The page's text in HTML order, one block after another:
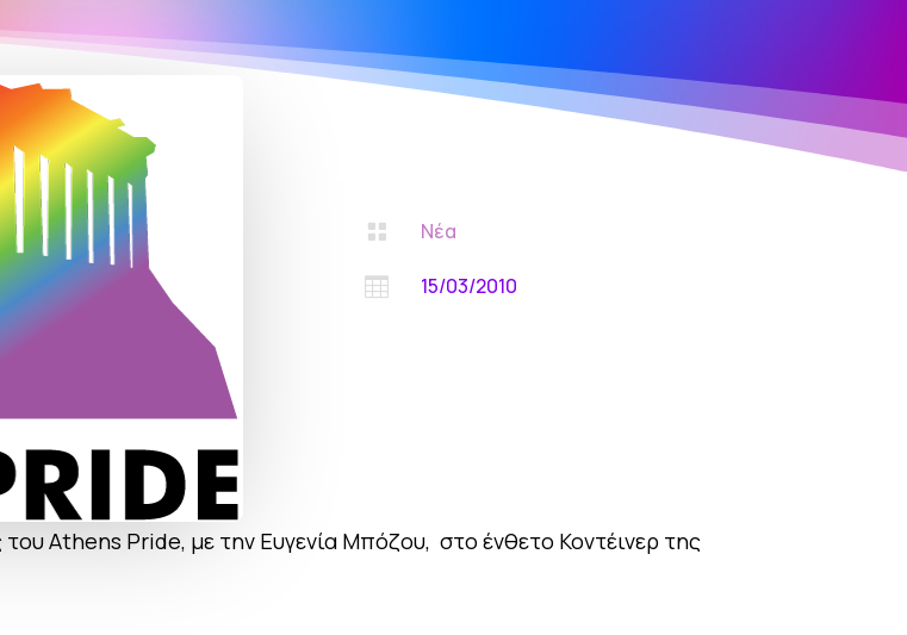
 Νέα
 15/03/2010
Αthens Pride, με την Ευγενία Μπόζου, στο ένθετο Κοντέινερ της